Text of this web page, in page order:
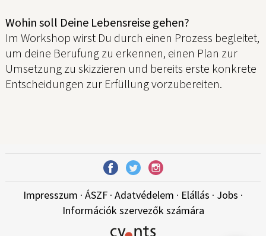
Wohin soll Deine Lebensreise gehen?
Im Workshop wirst Du durch einen Prozess begleitet,
um deine Berufung zu erkennen, einen Plan zur
Umsetzung zu skizzieren und bereits erste konkrete
Entscheidungen zur Erfüllung vorzubereiten.
Impresszum · ÁSZF · Adatvédelem · Elállás · Jobs ·
Információk szervezők számára